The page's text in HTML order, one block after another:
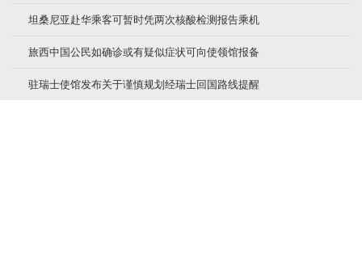
坦桑尼亚赴华乘客可暂时凭两次核酸检测报告乘机
旅西中国公民如确诊或有疑似症状可向使领馆报备
驻瑞士使馆发布关于谨慎规划经瑞士回国路线提醒